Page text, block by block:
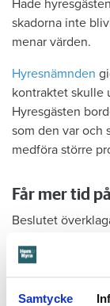
Samtycke
Hade
skadorna inte
menar värden.
Hyresnämnden
kontraktet skulle
Hyresgästen
som den var och
medföra större
Får mer tid
Beslutet
längre tid på sig
domen sagt sig
ska hyresgästen